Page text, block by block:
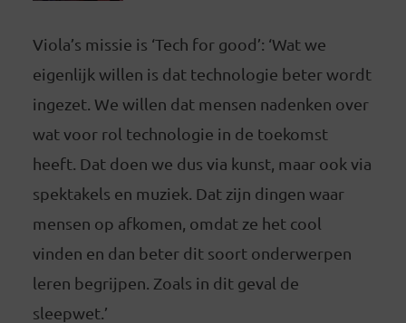
Viola’s missie is ‘Tech for good’: ‘Wat we
eigenlijk willen is dat technologie beter wordt
ingezet. We willen dat mensen nadenken over
wat voor rol technologie in de toekomst
heeft. Dat doen we dus via kunst, maar ook via
spektakels en muziek. Dat zijn dingen waar
mensen op afkomen, omdat ze het cool
vinden en dan beter dit soort onderwerpen
leren begrijpen. Zoals in dit geval de
sleepwet.’